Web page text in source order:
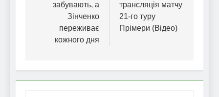
забувають, а
Зінченко
переживає
кожного дня
трансляція матчу
21-го туру
Прімери (Відео)